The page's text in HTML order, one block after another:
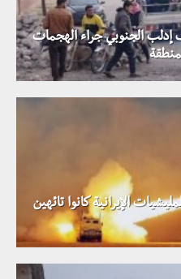
الجنوبي جراء الهجمات
الإيرانية كانوا تائهين